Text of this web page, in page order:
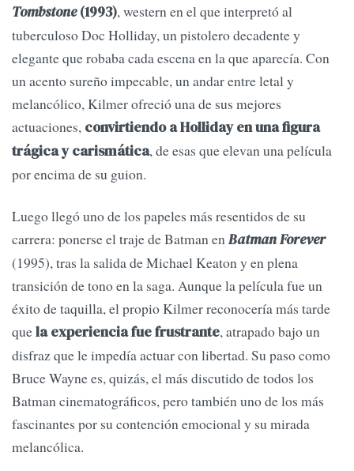
Tombstone(1993), western en el que interpretó al
tuberculoso Doc Holliday, un pistolero decadente y
elegante que robaba cada escena en la que aparecía. Con
un acento sureño impecable, un andar entre letal y
melancólico, Kilmer ofreció una de sus mejores
actuaciones, convirtiendo a Holliday en una figura
trágica y carismática, de esas que elevan una película
por encima de su guion.
Luego llegó uno de los papeles más resentidos de su
carrera: ponerse el traje de Batman enBatman Forever
(1995), tras la salida de Michael Keaton y en plena
transición de tono en la saga. Aunque la película fue un
éxito de taquilla, el propio Kilmer reconocería más tarde
quela experiencia fue frustrante, atrapado bajo un
disfraz que le impedía actuar con libertad. Su paso como
Bruce Wayne es, quizás, el más discutido de todos los
Batman cinematográficos, pero también uno de los más
fascinantes por su contención emocional y su mirada
melancólica.